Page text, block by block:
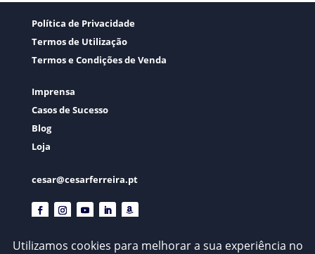
Política de Privacidade
Termos de Utilização
Termos e Condições de Venda
Imprensa
Casos de Sucesso
Blog
Loja
cesar@cesarferreira.pt